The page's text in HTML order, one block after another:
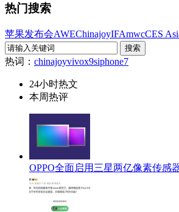
热门搜索
苹果发布会AWEChinajoyIFAmwcCES
热词： chinajoyvivox9siphone7
24小时热文
本周热评
OPPO全面启用三星两亿像素传感